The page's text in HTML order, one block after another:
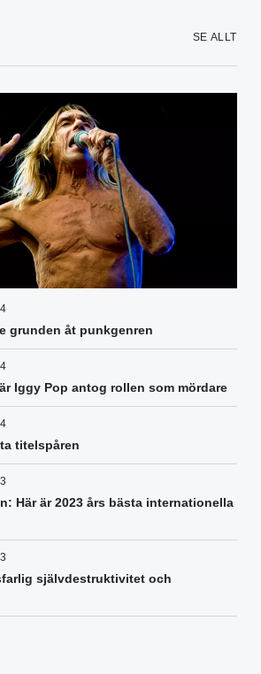
SE ALLT
grunden åt punkgenren
Iggy Pop antog rollen som mördare
titelspåren
Här är 2023 års bästa internationella
självdestruktivitet och